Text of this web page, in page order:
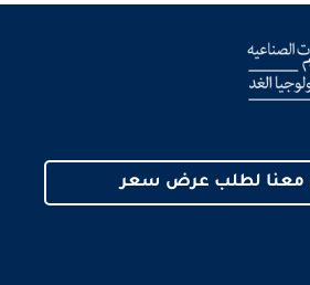
معنا لطلب عرض سعر